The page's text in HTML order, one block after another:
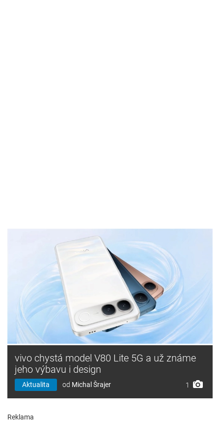
vivo chystá model V80 Lite 5G a už známe
jeho výbavu i design
Aktualita od Michal Šrajer 1
Reklama